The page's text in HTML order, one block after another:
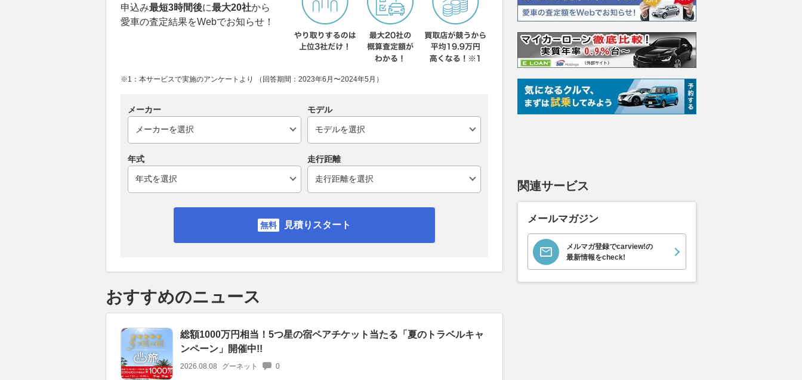
申込み最短3時間後に最大20社から
愛車の査定結果をWebでお知らせ！
※1：本サービスで実施のアンケートより （回答期間：2023年6月〜2024年5月）
メーカー モデル
年式 走行距離
見積りスタート
おすすめのニュース
総額1000万円相当！5つ星の宿ペアチケット当たる「夏のトラベルキャ
ンペーン」開催中!!
2026.08.08 グーネット 0
関連サービス
メールマガジン
メルマガ登録でcarview!の
最新情報をcheck!